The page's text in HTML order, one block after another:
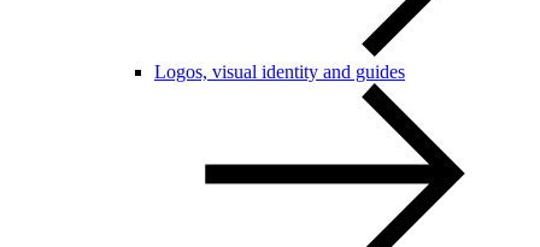
Logos, visual identity and guides